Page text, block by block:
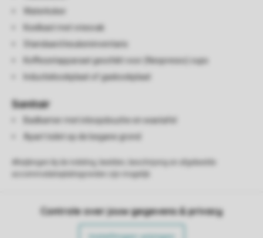
Waterkoker
Koelkast met vriesvak
Standaard keukeninventaris
Koffiezetapparaat geschikt voor (Nespresso) cups
Inductiekookplaat of gaskookplaat
Sanitair
Badkamer met inloopdouche en wastafel
Apart toilet op de begane grond
Controle over jouw gegevens & privacy